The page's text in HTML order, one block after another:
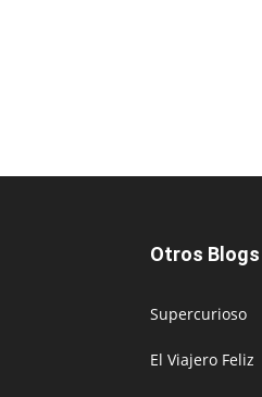
Otros
Supercurioso
El Viajero Feliz